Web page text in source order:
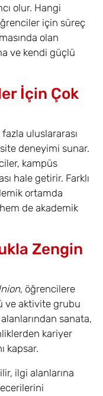
olur. Hangi
için süreç
olan
ve kendi güçlü
İçin Çok
uluslararası
deneyimi sunar.
kampüs
hale getirir. Farklı
ortamda
de akademik
Zengin
, öğrencilere
ve aktivite grubu
sanata,
kariyer
kapsar.
ilgi alanlarına